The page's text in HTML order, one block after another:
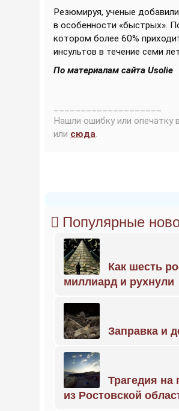
Резюмируя, ученые
в особенности «быстрых».
котором более 60%
инсультов в течение семи
По материалам сайта Usolie
Нашли ошибку или опечатку
или сюда.
Популярные
Как шесть
миллиард и рухнули
Заправка и
Трагедия
из Ростовской